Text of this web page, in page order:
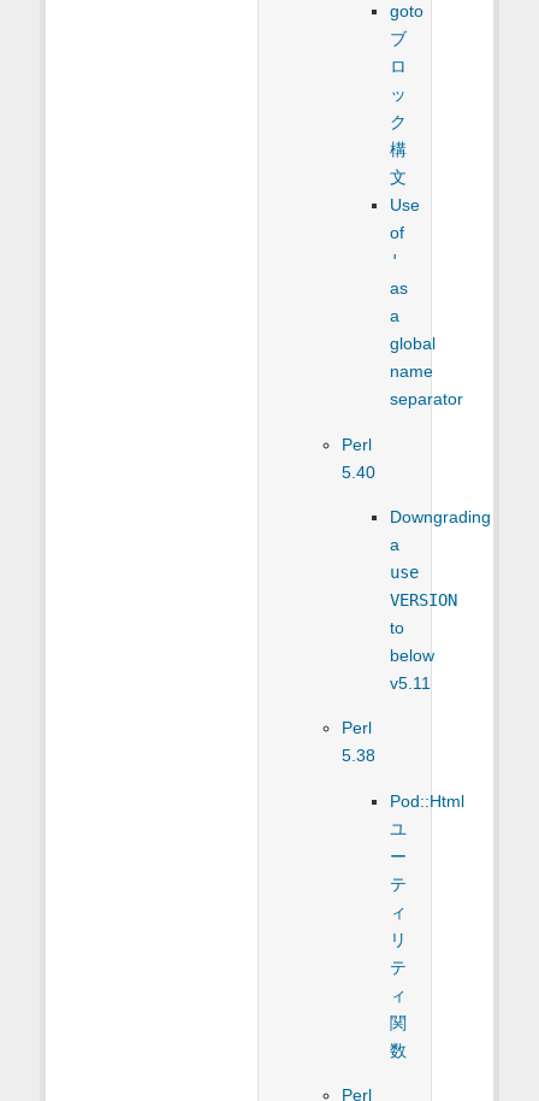
goto
ブ
ロ
ッ
ク
構
文
Use
of
'
as
a
global
name
separator
Perl
5.40
Downgrading
a
use
VERSION
to
below
v5.11
Perl
5.38
Pod::Html
ユ
ー
テ
ィ
リ
テ
ィ
関
数
Perl